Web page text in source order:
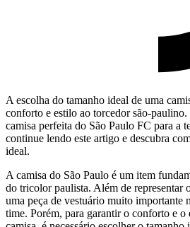
A escolha do tamanho ideal de uma
conforto e estilo ao torcedor são-paulino.
camisa perfeita do São Paulo FC para a
continue lendo este artigo e descubra
ideal.
A camisa do São Paulo é um item
do tricolor paulista. Além de representar
uma peça de vestuário muito importante
time. Porém, para garantir o conforto e o